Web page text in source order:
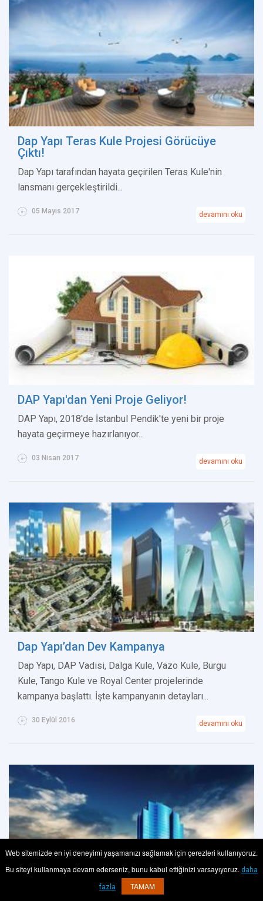
Dap Yapı Teras Kule Projesi Görücüye
Çıktı!
Dap Yapı tarafından hayata geçirilen Teras Kule'nin
lansmanı gerçekleştirildi...
05 Mayıs 2017 devamını oku
DAP Yapı'dan Yeni Proje Geliyor!
DAP Yapı, 2018'de İstanbul Pendik'te yeni bir proje
hayata geçirmeye hazırlanıyor...
03 Nisan 2017 devamını oku
Dap Yapı’dan Dev Kampanya
Dap Yapı, DAP Vadisi, Dalga Kule, Vazo Kule, Burgu
Kule, Tango Kule ve Royal Center projelerinde
kampanya başlattı. İşte kampanyanın detayları...
30 Eylül 2016 devamını oku
Web sitemizde en iyi deneyimi yaşamanızı sağlamak için çerezleri kullanıyoruz.
Bu siteyi kullanmaya devam ederseniz, bunu kabul ettiğinizi varsayıyoruz. daha
fazla TAMAM